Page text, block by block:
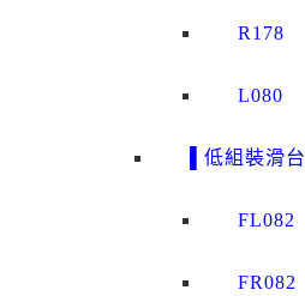
R178
L080
▌低組裝滑台
FL082
FR082